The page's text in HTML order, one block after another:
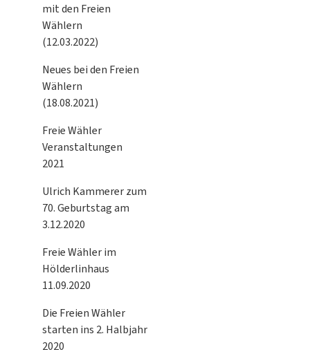
mit den Freien
Wählern
(12.03.2022)
Neues bei den Freien
Wählern
(18.08.2021)
Freie Wähler
Veranstaltungen
2021
Ulrich Kammerer zum
70. Geburtstag am
3.12.2020
Freie Wähler im
Hölderlinhaus
11.09.2020
Die Freien Wähler
starten ins 2. Halbjahr
2020